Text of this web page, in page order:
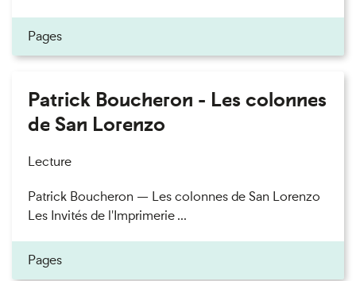
Pages
Patrick Boucheron - Les colonnes
de San Lorenzo
Lecture
Patrick Boucheron — Les colonnes de San Lorenzo
Les Invités de l'Imprimerie ...
Pages